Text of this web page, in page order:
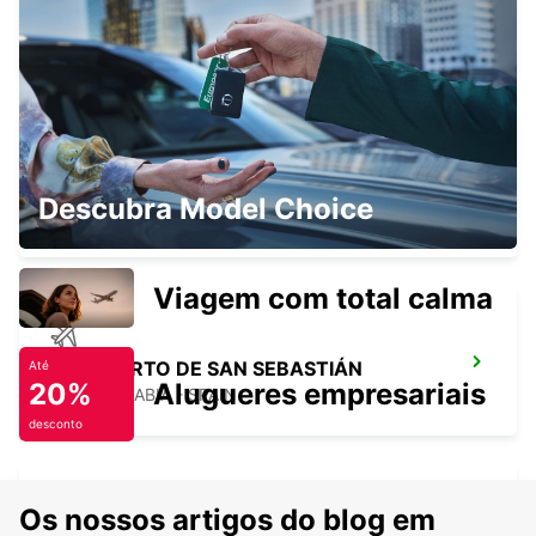
AEROPORTO DE BILBAU
LOIU - SPAIN
BURGOS CENTRO DA CIDADE
BURGOS - SPAIN
AEROPORTO DE SAN SEBASTIÁN
FUENTERRABIA - SPAIN
Descubra Model Choice
Viagem com total calma
Até
20%
desconto
Alugueres empresariais
Os nossos artigos do blog em